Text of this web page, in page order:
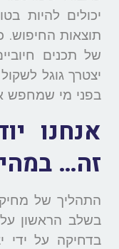
יכולים להיות
תוצאות החיפוש.
של תכנים
יצטרך גוגל
בפני מי שמחפש
אנחנו
זה…
התהליך של
בשלב הראשון
בדחיקה על ידי